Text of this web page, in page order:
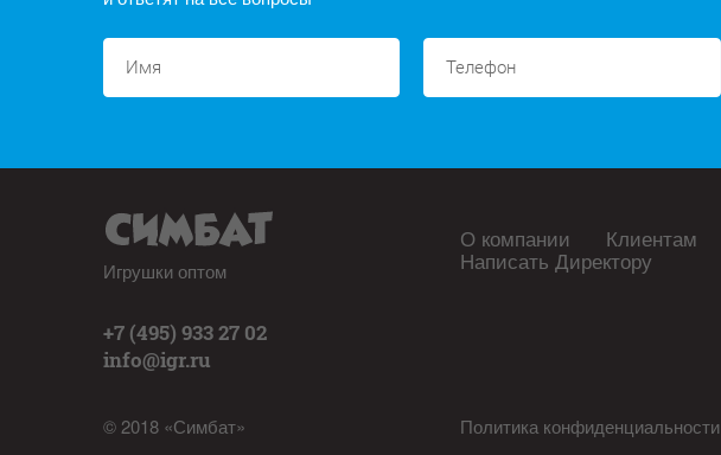
Игрушки оптом
+7 (495) 933 27 02
info@igr.ru
© 2018 «Симбат»
О компании Клиентам
Написать Директору
Политика конфиденциальности